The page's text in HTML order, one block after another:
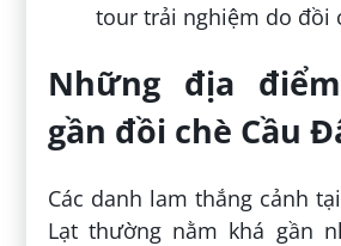
tour trải nghiệm do đồi
Những địa
gần đồi chè Cầu
Các danh lam thắng cảnh
Lạt thường nằm khá gần